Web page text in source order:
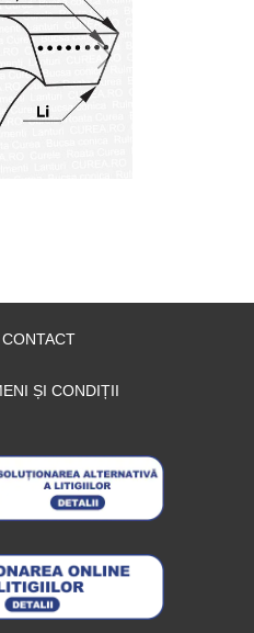
CONTACT
ȘI CONDIȚII